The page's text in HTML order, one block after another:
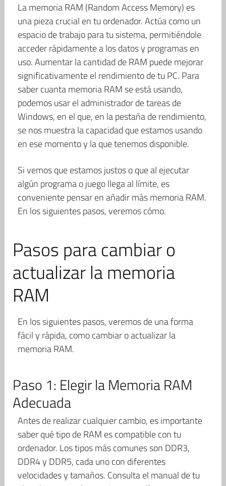
La memoria RAM (Random Access Memory) es
una pieza crucial en tu ordenador. Actúa como un
espacio de trabajo para tu sistema, permitiéndole
acceder rápidamente a los datos y programas en
uso. Aumentar la cantidad de RAM puede mejorar
significativamente el rendimiento de tu PC. Para
saber cuanta memoria RAM se está usando,
podemos usar el administrador de tareas de
Windows, en el que, en la pestaña de rendimiento,
se nos muestra la capacidad que estamos usando
en ese momento y la que tenemos disponible.
Si vemos que estamos justos o que al ejecutar
algún programa o juego llega al límite, es
conveniente pensar en añadir más memoria RAM.
En los siguientes pasos, veremos cómo.
Pasos para cambiar o
actualizar la memoria
RAM
En los siguientes pasos, veremos de una forma
fácil y rápida, como cambiar o actualizar la
memoria RAM.
Paso 1: Elegir la Memoria RAM
Adecuada
Antes de realizar cualquier cambio, es importante
saber qué tipo de RAM es compatible con tu
ordenador. Los tipos más comunes son DDR3,
DDR4 y DDR5, cada uno con diferentes
velocidades y tamaños. Consulta el manual de tu